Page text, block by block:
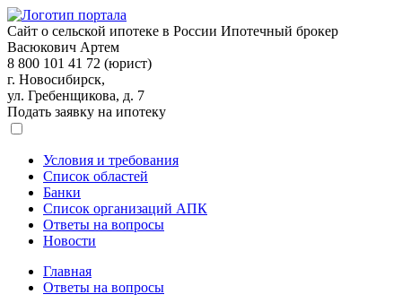
Сайт о сельской ипотеке в России Ипотечный брокер
Васюкович Артем
8 800 101 41 72 (юрист)
г. Новосибирск,
ул. Гребенщикова, д. 7
Подать заявку на ипотеку
Условия и требования
Список областей
Банки
Список организаций АПК
Ответы на вопросы
Новости
Главная
Ответы на вопросы